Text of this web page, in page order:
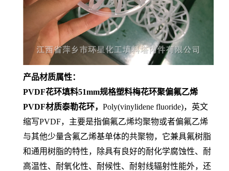
产品材质属性：
PVDF花环填料51mm规格塑料梅花环聚偏氟乙烯
PVDF材质泰勒花环， Poly(vinylidene fluoride)，英文
缩写PVDF，主要是指偏氟乙烯均聚物或者偏氟乙烯
与其他少量含氟乙烯基单体的共聚物，它兼具氟树脂
和通用树脂的特性，除具有良好的耐化学腐蚀性、耐
高温性、耐氧化性、耐候性、耐射线辐射性能外，还